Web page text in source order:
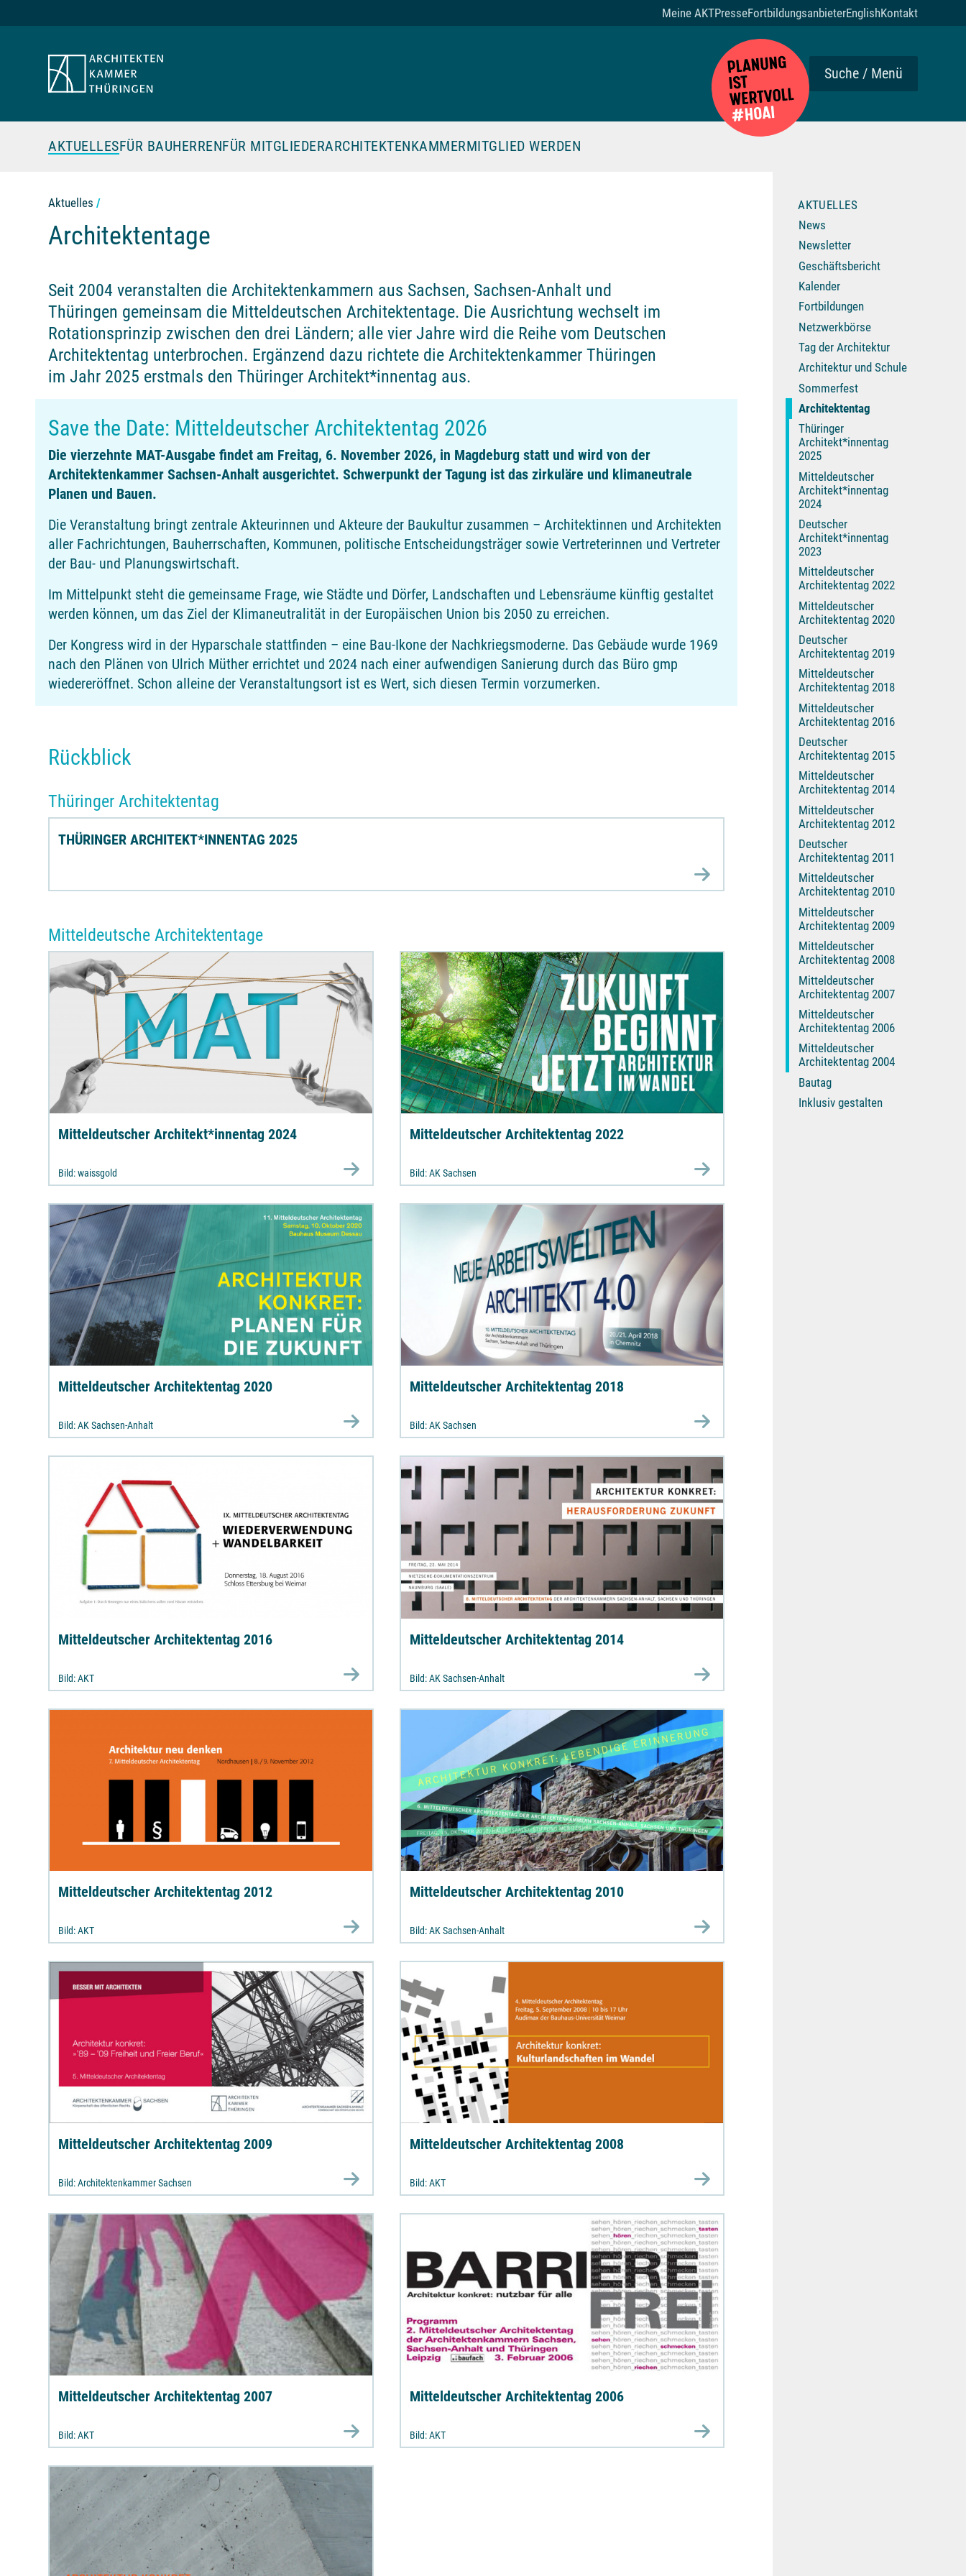
Suche / Menü
AKTUELLESFÜR BAUHERRENFÜR MITGLIEDERARCHITEKTENKAMMERMITGLIED WERDEN
Meine AKTPresseFortbildungsanbieterEnglishKontakt
Aktuelles
Architektentage
Seit 2004 veranstalten die Architektenkammern aus Sachsen, Sachsen-Anhalt und
Thüringen gemeinsam die Mitteldeutschen Architektentage. Die Ausrichtung wechselt im
Rotationsprinzip zwischen den drei Ländern; alle vier Jahre wird die Reihe vom Deutschen
Architektentag unterbrochen. Ergänzend dazu richtete die Architektenkammer Thüringen
im Jahr 2025 erstmals den Thüringer Architekt*innentag aus.
Save the Date: Mitteldeutscher Architektentag 2026
Die vierzehnte MAT-Ausgabe findet am Freitag, 6. November 2026, in Magdeburg statt und wird von der
Architektenkammer Sachsen-Anhalt ausgerichtet. Schwerpunkt der Tagung ist das zirkuläre und klimaneutrale
Planen und Bauen.
Die Veranstaltung bringt zentrale Akteurinnen und Akteure der Baukultur zusammen – Architektinnen und Architekten
aller Fachrichtungen, Bauherrschaften, Kommunen, politische Entscheidungsträger sowie Vertreterinnen und Vertreter
der Bau- und Planungswirtschaft.
Im Mittelpunkt steht die gemeinsame Frage, wie Städte und Dörfer, Landschaften und Lebensräume künftig gestaltet
werden können, um das Ziel der Klimaneutralität in der Europäischen Union bis 2050 zu erreichen.
Der Kongress wird in der Hyparschale stattfinden – eine Bau-Ikone der Nachkriegsmoderne. Das Gebäude wurde 1969
nach den Plänen von Ulrich Müther errichtet und 2024 nach einer aufwendigen Sanierung durch das Büro gmp
wiedereröffnet. Schon alleine der Veranstaltungsort ist es Wert, sich diesen Termin vorzumerken.
Rückblick
Thüringer Architektentag
THÜRINGER ARCHITEKT*INNENTAG 2025
Mitteldeutsche Architektentage
Mitteldeutscher Architekt*innentag 2024
Bild: waissgold
Mitteldeutscher Architektentag 2022
Bild: AK Sachsen
Mitteldeutscher Architektentag 2020
Bild: AK Sachsen-Anhalt
Mitteldeutscher Architektentag 2018
Bild: AK Sachsen
Mitteldeutscher Architektentag 2016
Bild: AKT
Mitteldeutscher Architektentag 2014
Bild: AK Sachsen-Anhalt
Mitteldeutscher Architektentag 2012
Bild: AKT
Mitteldeutscher Architektentag 2010
Bild: AK Sachsen-Anhalt
Mitteldeutscher Architektentag 2009
Bild: Architektenkammer Sachsen
Mitteldeutscher Architektentag 2008
Bild: AKT
Mitteldeutscher Architektentag 2007
Bild: AKT
Mitteldeutscher Architektentag 2006
Bild: AKT
AKTUELLES
News
Newsletter
Geschäftsbericht
Kalender
Fortbildungen
Netzwerkbörse
Tag der Architektur
Architektur und Schule
Sommerfest
Architektentag
Thüringer
Architekt*innentag
2025
Mitteldeutscher
Architekt*innentag
2024
Deutscher
Architekt*innentag
2023
Mitteldeutscher
Architektentag 2022
Mitteldeutscher
Architektentag 2020
Deutscher
Architektentag 2019
Mitteldeutscher
Architektentag 2018
Mitteldeutscher
Architektentag 2016
Deutscher
Architektentag 2015
Mitteldeutscher
Architektentag 2014
Mitteldeutscher
Architektentag 2012
Deutscher
Architektentag 2011
Mitteldeutscher
Architektentag 2010
Mitteldeutscher
Architektentag 2009
Mitteldeutscher
Architektentag 2008
Mitteldeutscher
Architektentag 2007
Mitteldeutscher
Architektentag 2006
Mitteldeutscher
Architektentag 2004
Bautag
Inklusiv gestalten